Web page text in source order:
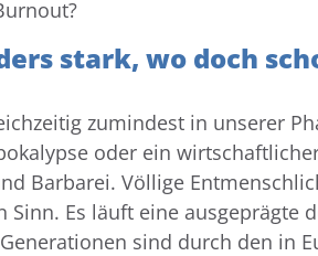
stark, wo doch
zumindest in unserer
oder ein
Barbarei. Völlige
Es läuft eine ausgeprägte
sind durch den in